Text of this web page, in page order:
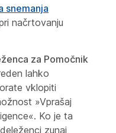
snemanja
načrtovanju
za Pomočnik
lahko
vklopiti
»Vprašaj
Ko je ta
zunaj